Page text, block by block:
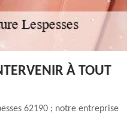
À TOUT
62190 ; notre entreprise